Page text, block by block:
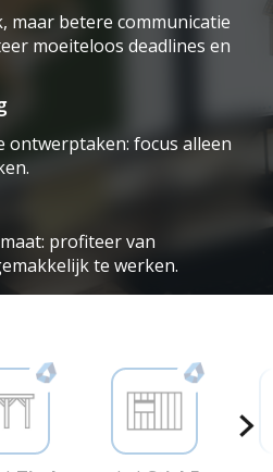
maar betere communicatie
moeiteloos deadlines en
ontwerptaken: focus alleen
profiteer van
te werken.